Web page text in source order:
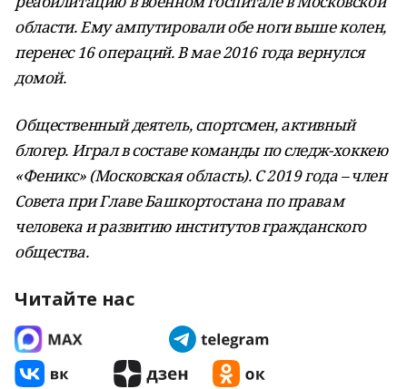
области. Ему ампутировали обе ноги выше колен,
перенес 16 операций. В мае 2016 года вернулся
домой.
Общественный деятель, спортсмен, активный
блогер. Играл в составе команды по следж-хоккею
«Феникс» (Московская область). С 2019 года – член
Совета при Главе Башкортостана по правам
человека и развитию институтов гражданского
общества.
Читайте нас